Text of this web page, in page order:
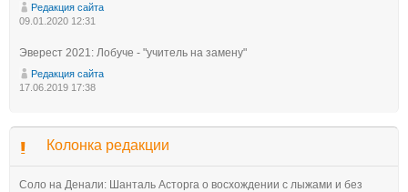
Редакция сайта
09.01.2020 12:31
Эверест 2021: Лобуче - "учитель на замену"
Редакция сайта
17.06.2019 17:38
Колонка редакции
Соло на Денали: Шанталь Асторга о восхождении с лыжами и без